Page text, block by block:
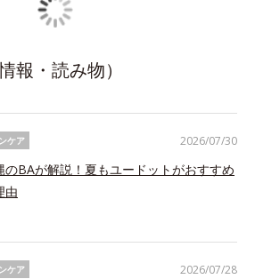
報・読み物）
ケア
のBAが解説！夏もユードットがおすすめ
由
2026/07/30
ケア 2026/07/28